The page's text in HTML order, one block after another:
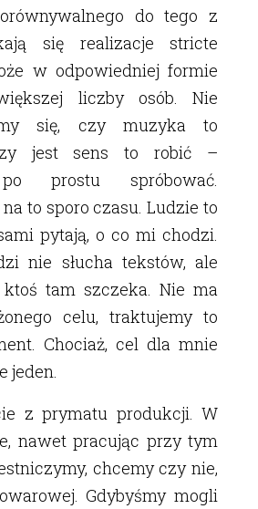
do tego z
się realizacje stricte
w odpowiedniej formie
liczby osób. Nie
się, czy muzyka to
jest sens to robić –
prostu spróbować.
to sporo czasu. Ludzie to
pytają, o co mi chodzi.
nie słucha tekstów, ale
tam szczeka. Nie ma
celu, traktujemy to
Chociaż, cel dla mnie
jeden.
z prymatu produkcji. W
nawet pracując przy tym
chcemy czy nie,
Gdybyśmy mogli